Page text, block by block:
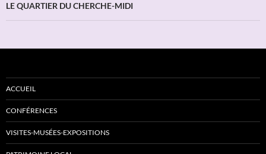
LE QUARTIER DU CHERCHE-MIDI
ACCUEIL
CONFÉRENCES
VISITES-MUSÉES-EXPOSITIONS